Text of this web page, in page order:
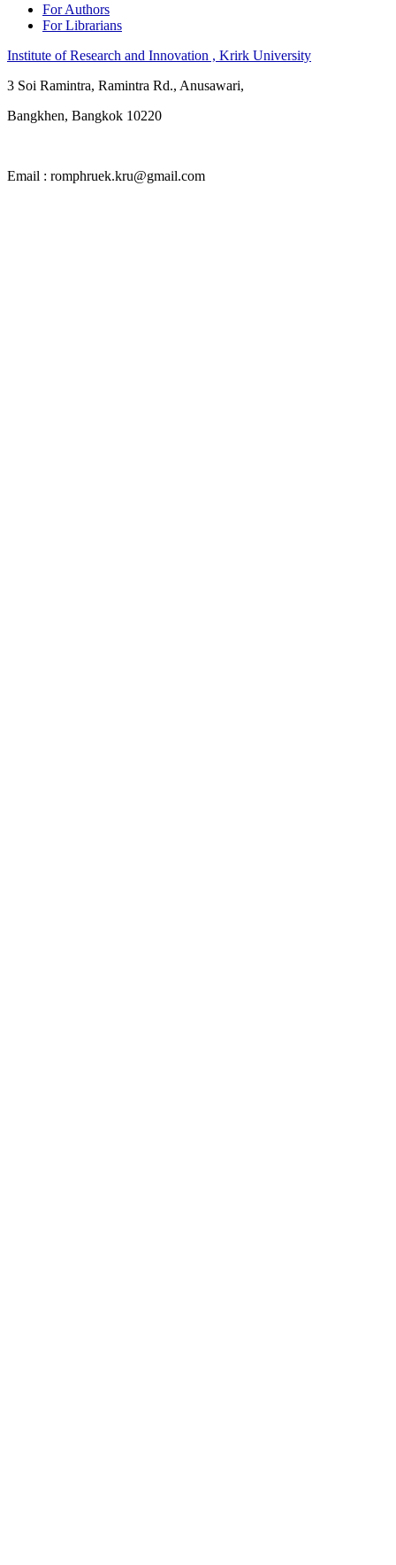
For Authors
For Librarians
Institute of Research and Innovation , Krirk University
3 Soi Ramintra, Ramintra Rd., Anusawari,
Bangkhen, Bangkok 10220
Email : romphruek.kru@gmail.com